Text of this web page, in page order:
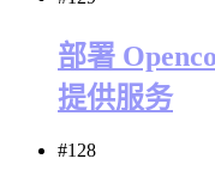
部署
提供服务
#128